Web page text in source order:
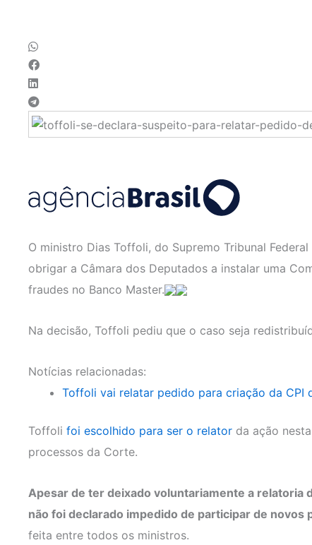
O ministro Dias Toffoli, do Supremo Tribunal
obrigar a Câmara dos Deputados a instalar uma
fraudes no Banco Master.
Na decisão, Toffoli pediu que o caso seja
Notícias relacionadas:
Toffoli vai relatar pedido para criação da CPI
Toffoli foi escolhido para ser o relator da ação
processos da Corte.
Apesar de ter deixado voluntariamente a
não foi declarado impedido de participar de novos
feita entre todos os ministros.